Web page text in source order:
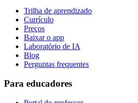
Trilha de aprendizado
Currículo
Preços
Baixar o app
Laboratório de IA
Blog
Perguntas frequentes
Para educadores